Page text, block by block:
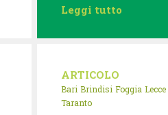
Leggi tutto
ARTICOLO
Bari Brindisi Foggia Lecce
Taranto